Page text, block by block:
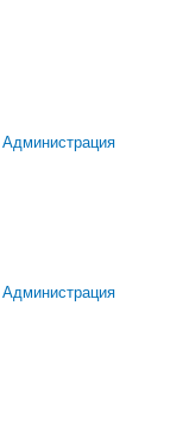
Администрация
Администрация